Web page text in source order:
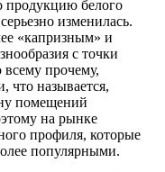
продукцию белого
изменилась.
«капризным» и
с точки
прочему,
что называется,
помещений
на рынке
профиля, которые
популярными.